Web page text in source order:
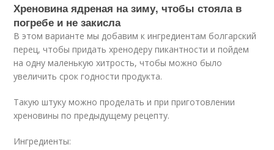
Хреновина ядреная на зиму, чтобы стояла в
погребе и не закисла
В этом варианте мы добавим к ингредиентам болгарский
перец, чтобы придать хренодеру пикантности и пойдем
на одну маленькую хитрость, чтобы можно было
увеличить срок годности продукта.
Такую штуку можно проделать и при приготовлении
хреновины по предыдущему рецепту.
Ингредиенты: